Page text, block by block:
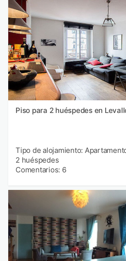
Piso para 2 huéspedes en
Tipo de alojamiento:
2 huéspedes
Comentarios: 6